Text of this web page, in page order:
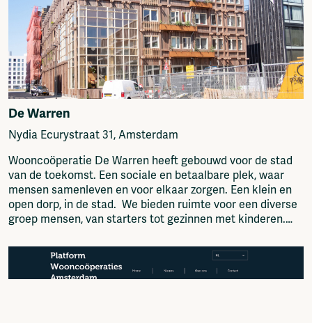
De Warren
Nydia Ecurystraat 31, Amsterdam
Wooncoöperatie De Warren heeft gebouwd voor de stad
van de toekomst. Een sociale en betaalbare plek, waar
mensen samenleven en voor elkaar zorgen. Een klein en
open dorp, in de stad. We bieden ruimte voor een diverse
groep mensen, van starters tot gezinnen met kinderen.